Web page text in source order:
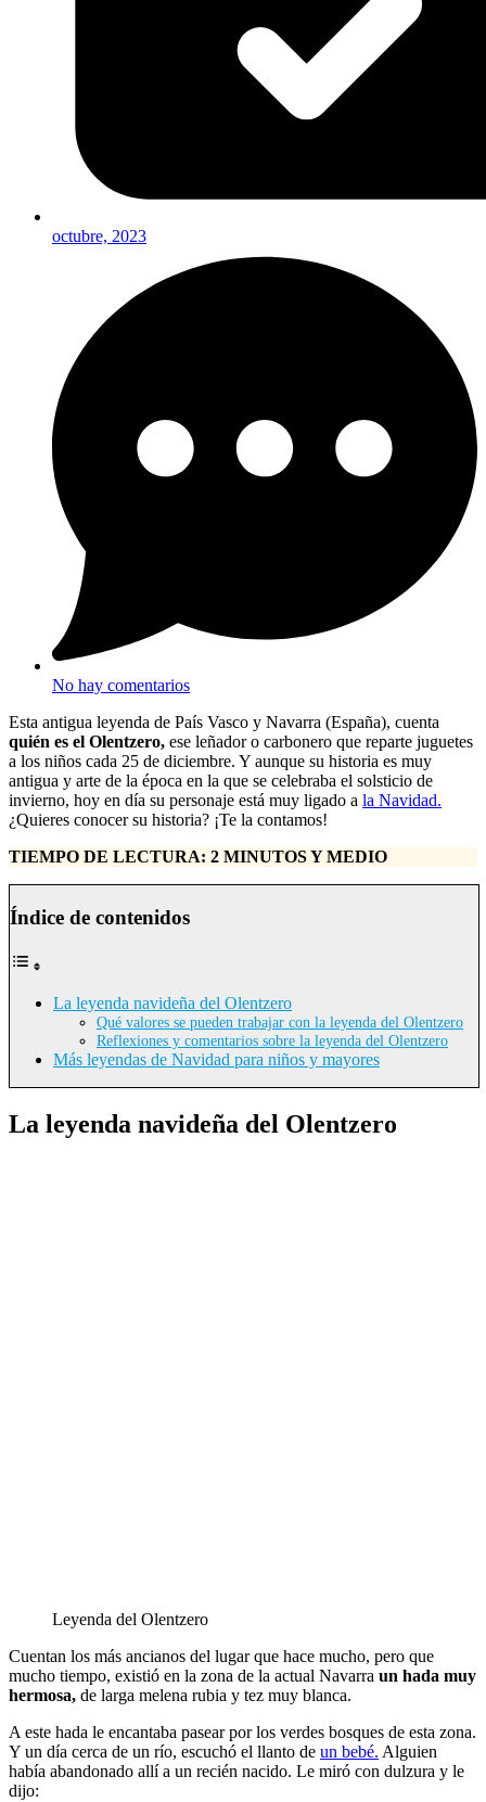
octubre, 2023
No hay comentarios
Esta antigua leyenda de País Vasco y Navarra (España), cuenta
quién es el Olentzero, ese leñador o carbonero que reparte juguetes
a los niños cada 25 de diciembre. Y aunque su historia es muy
antigua y arte de la época en la que se celebraba el solsticio de
invierno, hoy en día su personaje está muy ligado a la Navidad.
¿Quieres conocer su historia? ¡Te la contamos!
TIEMPO DE LECTURA: 2 MINUTOS Y MEDIO
Índice de contenidos
La leyenda navideña del Olentzero
Qué valores se pueden trabajar con la leyenda del Olentzero
Reflexiones y comentarios sobre la leyenda del Olentzero
Más leyendas de Navidad para niños y mayores
La leyenda navideña del Olentzero
Leyenda del Olentzero
Cuentan los más ancianos del lugar que hace mucho, pero que
mucho tiempo, existió en la zona de la actual Navarra un hada muy
hermosa, de larga melena rubia y tez muy blanca.
A este hada le encantaba pasear por los verdes bosques de esta zona.
Y un día cerca de un río, escuchó el llanto de un bebé. Alguien
había abandonado allí a un recién nacido. Le miró con dulzura y le
dijo: